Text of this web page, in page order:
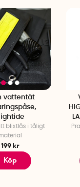
vattentät
blixtlås i tåligt
199 kr
Köp